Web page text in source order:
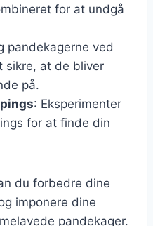
for at undgå
pandekagerne ved
sikre, at de bliver
på.
: Eksperimenter
for at finde din
du forbedre dine
imponere dine
pandekager.